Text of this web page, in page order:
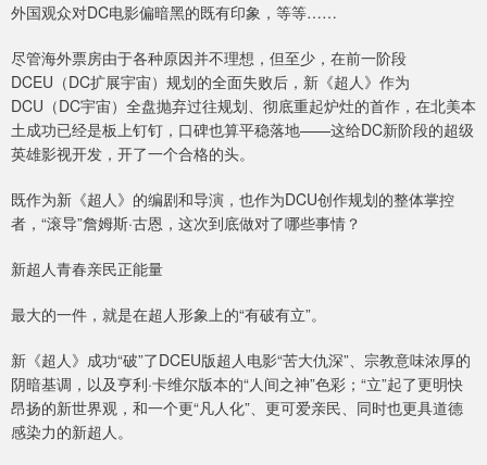
外国观众对DC电影偏暗黑的既有印象，等等……
尽管海外票房由于各种原因并不理想，但至少，在前一阶段
DCEU（DC扩展宇宙）规划的全面失败后，新《超人》作为
DCU（DC宇宙）全盘抛弃过往规划、彻底重起炉灶的首作，在北美本
土成功已经是板上钉钉，口碑也算平稳落地——这给DC新阶段的超级
英雄影视开发，开了一个合格的头。
既作为新《超人》的编剧和导演，也作为DCU创作规划的整体掌控
者，“滚导”詹姆斯·古恩，这次到底做对了哪些事情？
新超人青春亲民正能量
最大的一件，就是在超人形象上的“有破有立”。
新《超人》成功“破”了DCEU版超人电影“苦大仇深”、宗教意味浓厚的
阴暗基调，以及亨利·卡维尔版本的“人间之神”色彩；“立”起了更明快
昂扬的新世界观，和一个更“凡人化”、更可爱亲民、同时也更具道德
感染力的新超人。